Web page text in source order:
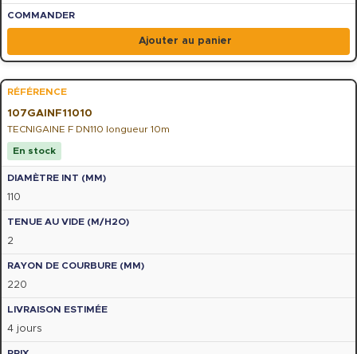
Ajouter au panier
107GAINF11010
TECNIGAINE F DN110 longueur 10m
En stock
110
2
220
4 jours